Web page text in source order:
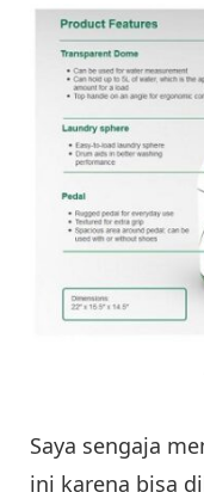
Saya sengaja
ini karena bisa